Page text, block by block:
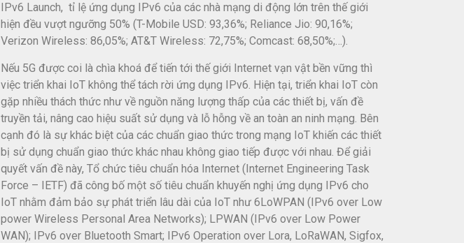
IPv6 Launch, tỉ lệ ứng dụng IPv6 của các nhà mạng di động lớn trên thế giới
hiện đều vượt ngưỡng 50% (T-Mobile USD: 93,36%; Reliance Jio: 90,16%;
Verizon Wireless: 86,05%; AT&T Wireless: 72,75%; Comcast: 68,50%;…).
Nếu 5G được coi là chìa khoá để tiến tới thế giới Internet vạn vật bền vững thì
việc triển khai IoT không thể tách rời ứng dụng IPv6. Hiện tại, triển khai IoT còn
gặp nhiều thách thức như về nguồn năng lượng thấp của các thiết bị, vấn đề
truyền tải, nâng cao hiệu suất sử dụng và lỗ hỗng về an toàn an ninh mạng. Bên
cạnh đó là sự khác biệt của các chuẩn giao thức trong mạng IoT khiến các thiết
bị sử dụng chuẩn giao thức khác nhau không giao tiếp được với nhau. Để giải
quyết vấn đề này, Tổ chức tiêu chuẩn hóa Internet (Internet Engineering Task
Force – IETF) đã công bố một số tiêu chuẩn khuyến nghị ứng dụng IPv6 cho
IoT nhằm đảm bảo sự phát triển lâu dài của IoT như 6LoWPAN (IPv6 over Low
power Wireless Personal Area Networks); LPWAN (IPv6 over Low Power
WAN); IPv6 over Bluetooth Smart; IPv6 Operation over Lora, LoRaWAN, Sigfox,